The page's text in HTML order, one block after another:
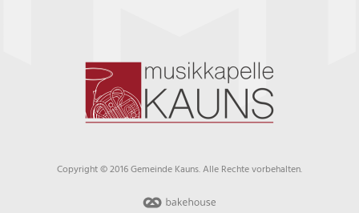
Copyright © 2016 Gemeinde Kauns. Alle Rechte vorbehalten.